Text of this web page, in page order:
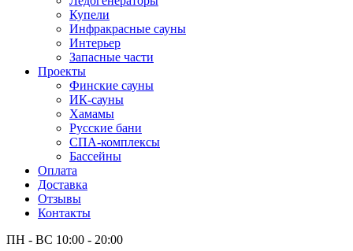
Купели
Инфракрасные сауны
Интерьер
Запасные части
Проекты
Финские сауны
ИК-сауны
Хамамы
Русские бани
СПА-комплексы
Бассейны
Оплата
Доставка
Отзывы
Контакты
ПН - ВС 10:00 - 20:00